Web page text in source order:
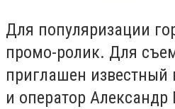
Для популяризации
промо-ролик. Для
приглашен известный
и оператор